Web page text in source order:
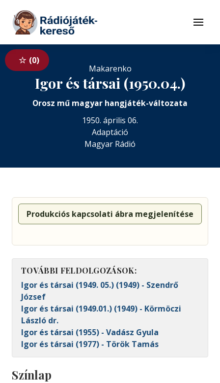
Tovább a tartalomhoz
Menü
0
Makarenko
Igor és társai (1950.04.)
Orosz mű magyar hangjáték-változata
1950. április 06.
Adaptáció
Magyar Rádió
Produkciós kapcsolati ábra megjelenítése
TOVÁBBI FELDOLGOZÁSOK:
Igor és társai (1949. 05.) (1949) - Szendrő
József
Igor és társai (1949.01.) (1949) - Körmöczi
László dr.
Igor és társai (1955) - Vadász Gyula
Igor és társai (1977) - Török Tamás
Színlap